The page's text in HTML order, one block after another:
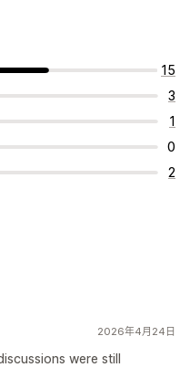
15
3
1
0
2
2026年4月24日
were still